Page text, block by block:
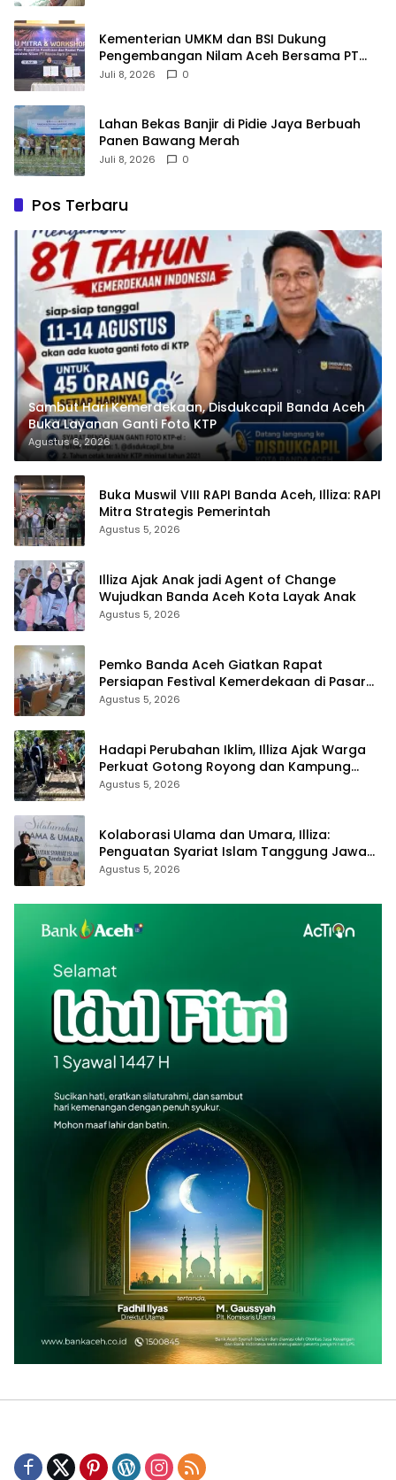
Kementerian UMKM dan BSI Dukung
Pengembangan Nilam Aceh Bersama PT
Razma Agro Jayana
Juli 8, 2026 0
Lahan Bekas Banjir di Pidie Jaya Berbuah
Panen Bawang Merah
Juli 8, 2026 0
Pos Terbaru
Sambut Hari Kemerdekaan, Disdukcapil Banda Aceh
Buka Layanan Ganti Foto KTP
Agustus 6, 2026
Buka Muswil VIII RAPI Banda Aceh, Illiza: RAPI
Mitra Strategis Pemerintah
Agustus 5, 2026
Illiza Ajak Anak jadi Agent of Change
Wujudkan Banda Aceh Kota Layak Anak
Agustus 5, 2026
Pemko Banda Aceh Giatkan Rapat
Persiapan Festival Kemerdekaan di Pasar
Atjeh
Agustus 5, 2026
Hadapi Perubahan Iklim, Illiza Ajak Warga
Perkuat Gotong Royong dan Kampung
Proklim
Agustus 5, 2026
Kolaborasi Ulama dan Umara, Illiza:
Penguatan Syariat Islam Tanggung Jawab
Bersama
Agustus 5, 2026